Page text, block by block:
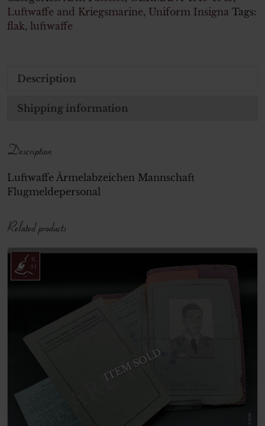
Luftwaffe and Kriegsmarine, Uniform Insigna Tags:
flak, luftwaffe
Description
Shipping information
Description
Luftwaffe Ärmelabzeichen Mannschaft
Flugmeldepersonal
Related products
ITEM SOLD